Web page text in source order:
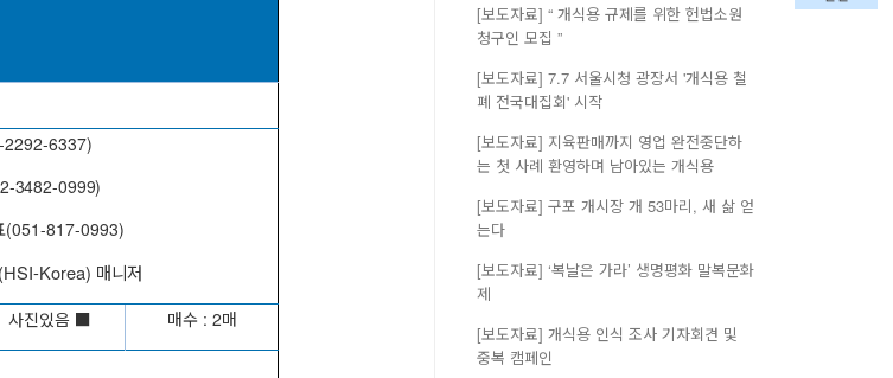
2292-6337)
3482-0999)
(051-817-0993)
(HSI-Korea) 매니저
사진있음 ■ 매수 : 2매
[보도자료] “ 개식용 규제를 위한 헌법소원
청구인 모집 ”
[보도자료] 7.7 서울시청 광장서 '개식용 철
폐 전국대집회' 시작
[보도자료] 지육판매까지 영업 완전중단하
는 첫 사례 환영하며 남아있는 개식용
[보도자료] 구포 개시장 개 53마리, 새 삶 얻
는다
[보도자료] ‘복날은 가라’ 생명평화 말복문화
제
[보도자료] 개식용 인식 조사 기자회견 및
중복 캠페인